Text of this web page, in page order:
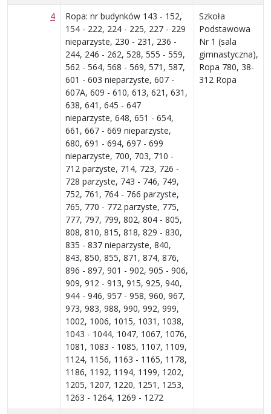
4
Ropa: nr budynków 143 - 152,
154 - 222, 224 - 225, 227 - 229
nieparzyste, 230 - 231, 236 -
244, 246 - 262, 528, 555 - 559,
562 - 564, 568 - 569, 571, 587,
601 - 603 nieparzyste, 607 -
607A, 609 - 610, 613, 621, 631,
638, 641, 645 - 647
nieparzyste, 648, 651 - 654,
661, 667 - 669 nieparzyste,
680, 691 - 694, 697 - 699
nieparzyste, 700, 703, 710 -
712 parzyste, 714, 723, 726 -
728 parzyste, 743 - 746, 749,
752, 761, 764 - 766 parzyste,
765, 770 - 772 parzyste, 775,
777, 797, 799, 802, 804 - 805,
808, 810, 815, 818, 829 - 830,
835 - 837 nieparzyste, 840,
843, 850, 855, 871, 874, 876,
896 - 897, 901 - 902, 905 - 906,
909, 912 - 913, 915, 925, 940,
944 - 946, 957 - 958, 960, 967,
973, 983, 988, 990, 992, 999,
1002, 1006, 1015, 1031, 1038,
1043 - 1044, 1047, 1067, 1076,
1081, 1083 - 1085, 1107, 1109,
1124, 1156, 1163 - 1165, 1178,
1186, 1192, 1194, 1199, 1202,
1205, 1207, 1220, 1251, 1253,
1263 - 1264, 1269 - 1272
Szkoła
Podstawowa
Nr 1 (sala
gimnastyczna),
Ropa 780, 38-
312 Ropa